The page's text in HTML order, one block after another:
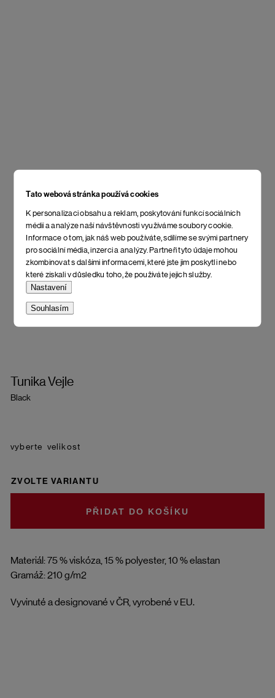
Tato webová stránka používá cookies
K personalizaci obsahu a reklam, poskytování funkcí sociálních
médií a analýze naší návštěvnosti využíváme soubory cookie.
Informace o tom, jak náš web používáte, sdílíme se svými partnery
pro sociální média, inzerci a analýzy. Partneři tyto údaje mohou
zkombinovat s dalšími informacemi, které jste jim poskytli nebo
které získali v důsledku toho, že používáte jejich služby.
Nastavení
Souhlasím
Tunika Vejle
Black
Materiál: 75 % viskóza, 15 % polyester, 10 % elastan
Gramáž: 210 g/m2
Vyvinuté a designované v ČR, vyrobené v EU.
velikost
ZVOLTE VARIANTU
DO KOŠÍKU